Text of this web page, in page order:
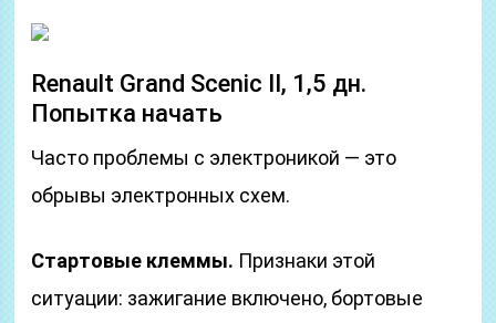
Renault Grand Scenic II, 1,5 дн.
Попытка начать
Часто проблемы с электроникой — это
обрывы электронных схем.
Стартовые клеммы. Признаки этой
ситуации: зажигание включено, бортовые